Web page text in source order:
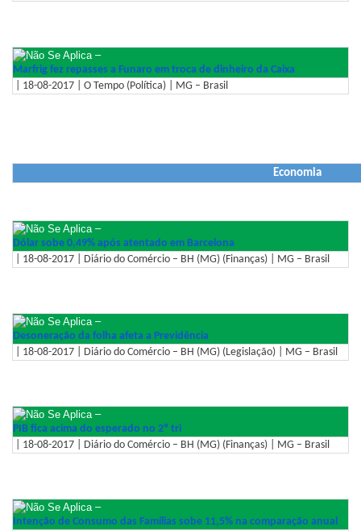
–
Marfrig fez repasses a Funaro em troca de dinheiro da Caixa
| 18-08-2017 | O Tempo (Política) | MG – Brasil
Economia
–
Dólar sobe 0,49% após atentado em Barcelona
| 18-08-2017 | Diário do Comércio – BH (MG) (Finanças) | MG – Brasil
–
Desoneração da folha afeta a Previdência
| 18-08-2017 | Diário do Comércio – BH (MG) (Legislação) | MG – Brasil
–
PIB fica acima do esperado no 2º tri
| 18-08-2017 | Diário do Comércio – BH (MG) (Finanças) | MG – Brasil
–
Intenção de Consumo das Famílias sobe 11,5% na comparação anual